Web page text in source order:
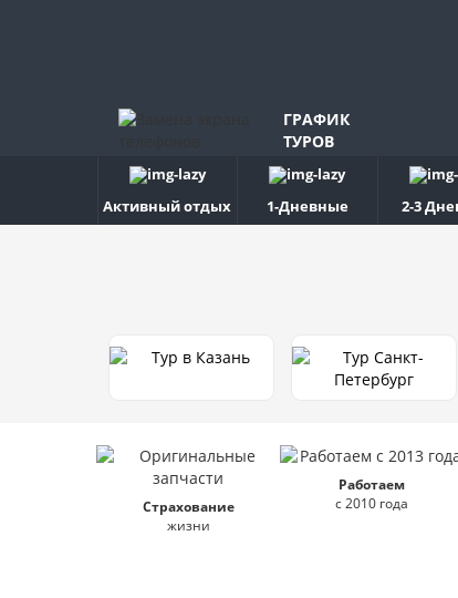
ГРАФИК
ТУРОВ
Активный отдых 1-Дневные 2-3
Страхование
жизни
Работаем
с 2010 года